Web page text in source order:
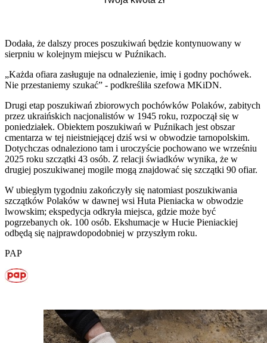
Dodała, że dalszy proces poszukiwań będzie kontynuowany w
sierpniu w kolejnym miejscu w Puźnikach.
„Każda ofiara zasługuje na odnalezienie, imię i godny pochówek.
Nie przestaniemy szukać” - podkreśliła szefowa MKiDN.
Drugi etap poszukiwań zbiorowych pochówków Polaków, zabitych
przez ukraińskich nacjonalistów w 1945 roku, rozpoczął się w
poniedziałek. Obiektem poszukiwań w Puźnikach jest obszar
cmentarza w tej nieistniejącej dziś wsi w obwodzie tarnopolskim.
Dotychczas odnaleziono tam i uroczyście pochowano we wrześniu
2025 roku szczątki 43 osób. Z relacji świadków wynika, że w
drugiej poszukiwanej mogile mogą znajdować się szczątki 90 ofiar.
W ubiegłym tygodniu zakończyły się natomiast poszukiwania
szczątków Polaków w dawnej wsi Huta Pieniacka w obwodzie
lwowskim; ekspedycja odkryła miejsca, gdzie może być
pogrzebanych ok. 100 osób. Ekshumacje w Hucie Pieniackiej
odbędą się najprawdopodobniej w przyszłym roku.
PAP